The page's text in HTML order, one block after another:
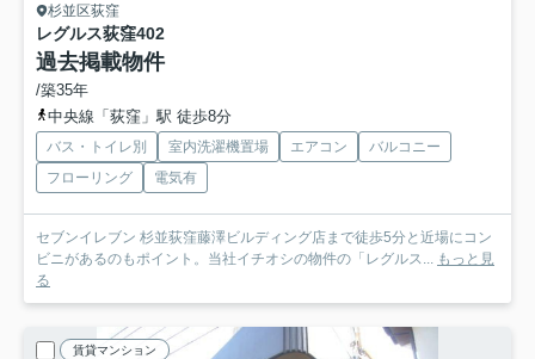
杉並区荻窪
レグルス荻窪402
過去掲載物件
/築35年
中央線「荻窪」駅 徒歩8分
バス・トイレ別 室内洗濯機置場 エアコン
バルコニー
フローリング
電気有
セブンイレブン 杉並荻窪藤澤ビルディング店まで徒歩5分と近場にコン
ビニがあるのもポイント。当社イチオシの物件の「レグルス...
もっと見
る
賃貸マンション